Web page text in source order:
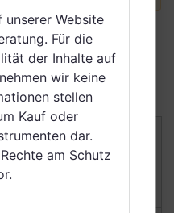
SELECTION
CONVERTIBLE
unserer Website
Für die
der Inhalte auf
wir keine
stellen
Kauf oder
dar.
am Schutz